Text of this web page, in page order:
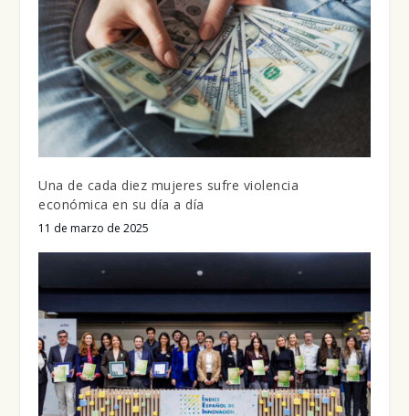
Una de cada diez mujeres sufre violencia
económica en su día a día
11 de marzo de 2025